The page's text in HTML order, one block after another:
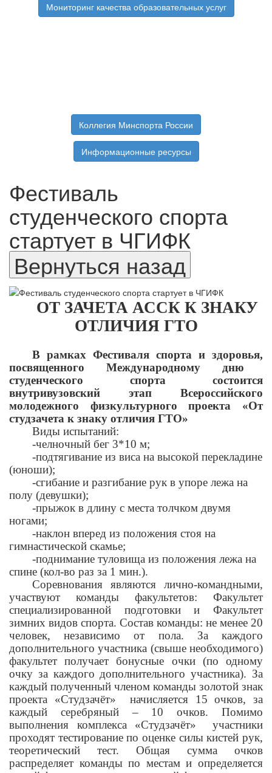
Мониторинг качества образовательных услуг
Коллегия Минспорта России
Информационные ресурсы
Фестиваль
студенческого спорта
стартует в ЧГИФК
ОТ ЗАЧЕТА АССК К ЗНАКУ
ОТЛИЧИЯ ГТО
В рамках Фестиваля спорта и здоровья,
посвященного Международному дню
студенческого спорта состоится
внутривузовский этап Всероссийского
молодежного физкультурного проекта «От
студзачета к знаку отличия ГТО»
Виды испытаний:
-челночный бег 3*10 м;
-подтягивание из виса на высокой перекладине
(юноши);
-сгибание и разгибание рук в упоре лежа на
полу (девушки);
-прыжок в длину с места толчком двумя
ногами;
-наклон вперед из положения стоя на
гимнастической скамье;
-поднимание туловища из положения лежа на
спине (кол-во раз за 1 мин.).
Соревнования являются лично-командными,
участвуют команды факультетов: Факультет
специализированной подготовки и Факультет
зимних видов спорта. Состав команды: не менее 20
человек, независимо от пола. За каждого
дополнительного участника (свыше необходимого)
факультет получает бонусные очки (по одному
очку за каждого дополнительного участника). За
каждый полученный членом команды золотой знак
проекта «Студзачёт» начисляется 15 очков, за
каждый серебряный – 10 очков. Помимо
выполнения комплекса «Студзачёт» участники
проходят тестирование по оценке силы кистей рук,
теоретический тест. Общая сумма очков
распределяет команды по местам и определяется